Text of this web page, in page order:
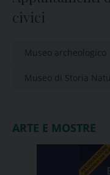
civici
Museo archeologico
Museo di Storia
ARTE E MOSTRE